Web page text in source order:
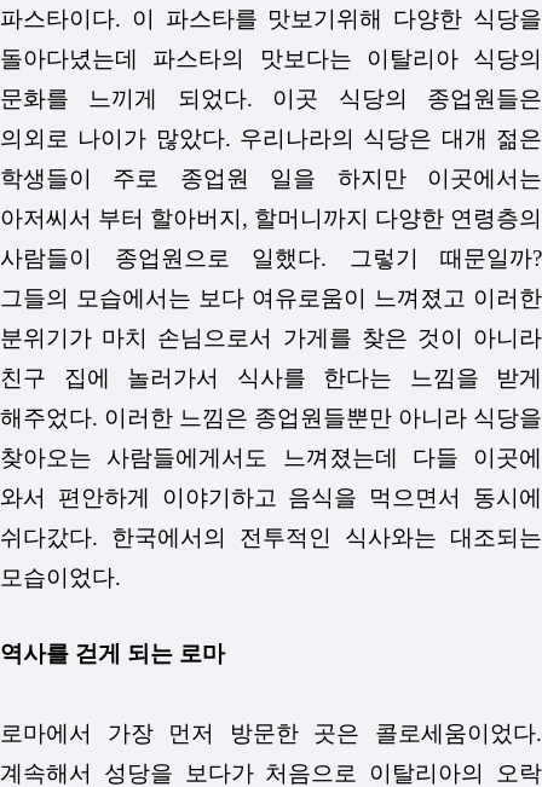
파스타이다. 이 파스타를 맛보기위해 다양한 식당을
돌아다녔는데 파스타의 맛보다는 이탈리아 식당의
문화를 느끼게 되었다. 이곳 식당의 종업원들은
의외로 나이가 많았다. 우리나라의 식당은 대개 젊은
학생들이 주로 종업원 일을 하지만 이곳에서는
아저씨서 부터 할아버지, 할머니까지 다양한 연령층의
사람들이 종업원으로 일했다. 그렇기 때문일까?
그들의 모습에서는 보다 여유로움이 느껴졌고 이러한
분위기가 마치 손님으로서 가게를 찾은 것이 아니라
친구 집에 놀러가서 식사를 한다는 느낌을 받게
해주었다. 이러한 느낌은 종업원들뿐만 아니라 식당을
찾아오는 사람들에게서도 느껴졌는데 다들 이곳에
와서 편안하게 이야기하고 음식을 먹으면서 동시에
쉬다갔다. 한국에서의 전투적인 식사와는 대조되는
모습이었다.
역사를 걷게 되는 로마
로마에서 가장 먼저 방문한 곳은 콜로세움이었다.
계속해서 성당을 보다가 처음으로 이탈리아의 오락